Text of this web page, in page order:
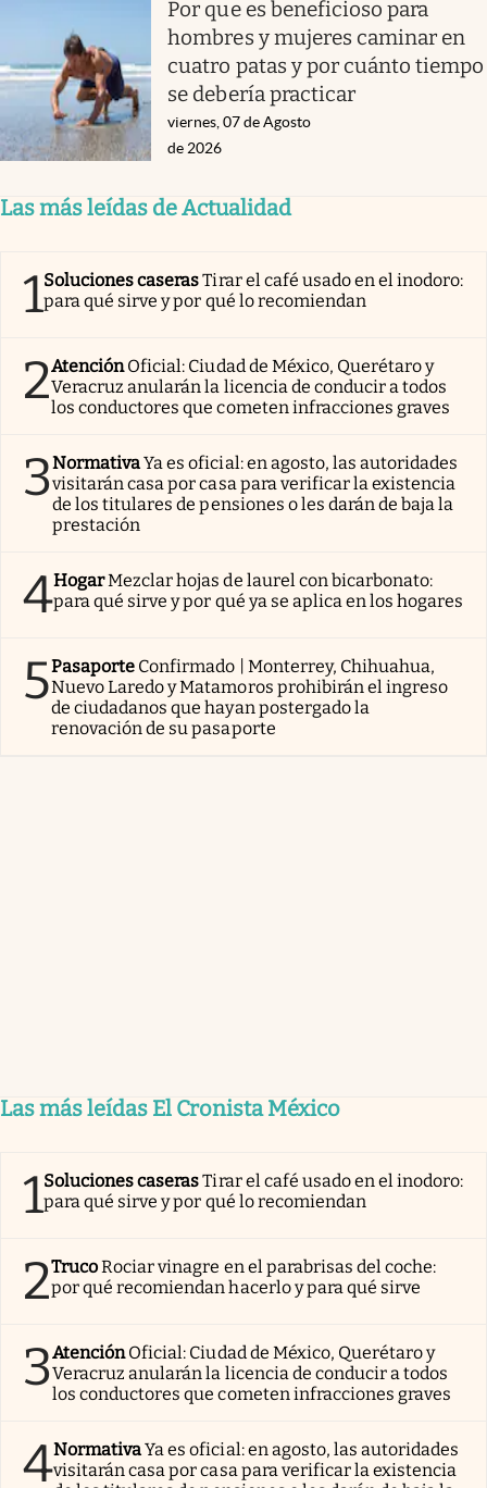
Por que es beneficioso para
hombres y mujeres caminar en
cuatro patas y por cuánto tiempo
se debería practicar
viernes, 07 de Agosto
de 2026
Las más leídas de Actualidad
1Soluciones caserasTirar el café usado en el inodoro:
para qué sirve y por qué lo recomiendan
2AtenciónOficial: Ciudad de México, Querétaro y
Veracruz anularán la licencia de conducir a todos
los conductores que cometen infracciones graves
3NormativaYa es oficial: en agosto, las autoridades
visitarán casa por casa para verificar la existencia
de los titulares de pensiones o les darán de baja la
prestación
4HogarMezclar hojas de laurel con bicarbonato:
para qué sirve y por qué ya se aplica en los hogares
5Pasaporte Confirmado | Monterrey, Chihuahua,
Nuevo Laredo y Matamoros prohibirán el ingreso
de ciudadanos que hayan postergado la
renovación de su pasaporte
Las más leídas El Cronista México
1Soluciones caserasTirar el café usado en el inodoro:
para qué sirve y por qué lo recomiendan
2TrucoRociar vinagre en el parabrisas del coche:
por qué recomiendan hacerlo y para qué sirve
3AtenciónOficial: Ciudad de México, Querétaro y
Veracruz anularán la licencia de conducir a todos
los conductores que cometen infracciones graves
4NormativaYa es oficial: en agosto, las autoridades
visitarán casa por casa para verificar la existencia